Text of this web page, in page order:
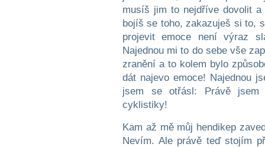
musíš jim to nejdříve dovolit
bojíš se toho, zakazuješ si to,
projevit emoce není výraz
Najednou mi to do sebe vše
zranění a to kolem bylo
dát najevo emoce! Najednou
jsem se otřásl: Právě
cyklistiky!
Kam až mě můj hendikep
Nevím. Ale právě teď stojím